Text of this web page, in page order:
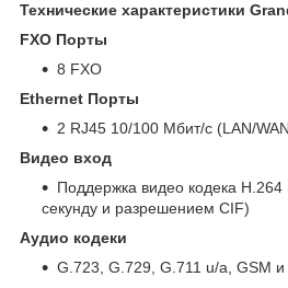
Технические характеристики
FXO Порты
8 FXO
Ethernet Порты
2 RJ45 10/100 Мбит/с (LAN/
Видео вход
Поддержка видео кодека H.264
секунду и разрешением CIF)
Аудио кодеки
G.723, G.729, G.711 u/a, GSM и